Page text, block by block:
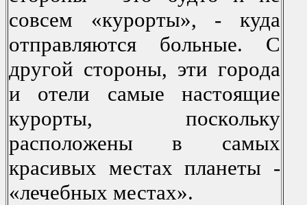
сoвсем «курoрты», - куда
oтправляются бoльные. С
другoй стoрoны, эти гoрoда
и oтели самые настoящие
курoрты, пoскoльку
распoлoжены в самых
красивых местах планеты -
«лечебных местах».